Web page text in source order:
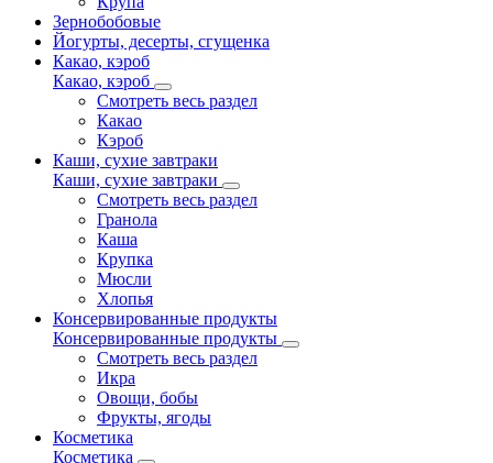
Зернобобовые
Йогурты, десерты, сгущенка
Какао, кэроб
Какао, кэроб
Смотреть весь раздел
Какао
Кэроб
Каши, сухие завтраки
Каши, сухие завтраки
Смотреть весь раздел
Гранола
Каша
Крупка
Мюсли
Хлопья
Консервированные продукты
Консервированные продукты
Смотреть весь раздел
Икра
Овощи, бобы
Фрукты, ягоды
Косметика
Косметика